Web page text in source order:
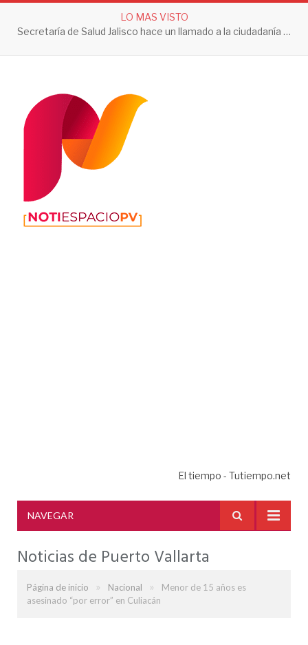
LO MAS VISTO
Secretaría de Salud Jalisco hace un llamado a la ciudadanía a tomar acciones contra el dengue en esta temporada de lluvias
El tiempo - Tutiempo.net
NAVEGAR
Noticias de Puerto Vallarta
Página de inicio » Nacional »
Menor de 15 años es
asesinado “por error” en Culiacán